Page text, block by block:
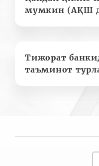
мумкин (АҚШ
Тижорат
таъминот